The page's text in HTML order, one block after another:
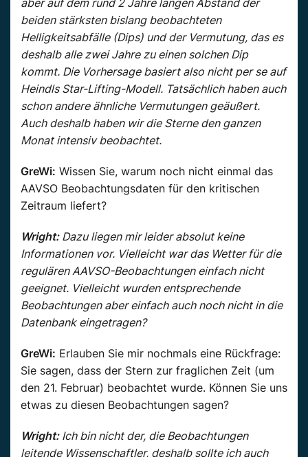
beiden stärksten bislang beobachteten
Helligkeitsabfälle (Dips) und der Vermutung, das es
deshalb alle zwei Jahre zu einen solchen Dip
kommt. Die Vorhersage basiert also nicht per se auf
Heindls Star-Lifting-Modell. Tatsächlich haben auch
schon andere ähnliche Vermutungen geäußert.
Auch deshalb haben wir die Sterne den ganzen
Monat intensiv beobachtet.
GreWi: Wissen Sie, warum noch nicht einmal das
AAVSO Beobachtungsdaten für den kritischen
Zeitraum liefert?
Wright:Dazu liegen mir leider absolut keine
Informationen vor. Vielleicht war das Wetter für die
regulären AAVSO-Beobachtungen einfach nicht
geeignet. Vielleicht wurden entsprechende
Beobachtungen aber einfach auch noch nicht in die
Datenbank eingetragen?
GreWi: Erlauben Sie mir nochmals eine Rückfrage:
Sie sagen, dass der Stern zur fraglichen Zeit (um
den 21. Februar) beobachtet wurde. Können Sie uns
etwas zu diesen Beobachtungen sagen?
Wright:Ich bin nicht der, die Beobachtungen
leitende Wissenschaftler, deshalb sollte ich auch